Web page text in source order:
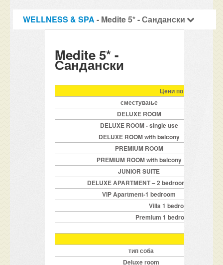
WELLNESS & SPA - Medite 5* - Сандански
Medite 5* -
Сандански
Цени по соба Услуга
сместување
DELUXE ROOM
DELUXE ROOM - single use
DELUXE ROOM with balcony
PREMIUM ROOM
PREMIUM ROOM with balcony
JUNIOR SUITE
DELUXE APARTMENT – 2 bedrooms
VIP Apartment-1 bedroom
Villa 1 bedroom
Premium 1 bedroom Villa
тип соба
Deluxe room